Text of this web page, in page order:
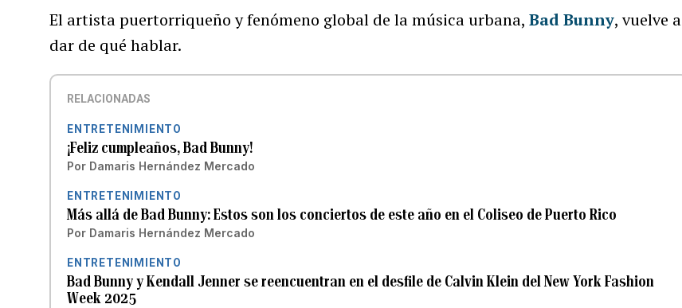
El artista puertorriqueño y fenómeno global de la música urbana,Bad Bunny, vuelve a
dar de qué hablar.
RELACIONADAS
ENTRETENIMIENTO
¡Feliz cumpleaños, Bad Bunny!
Por Damaris Hernández Mercado
ENTRETENIMIENTO
Más allá de Bad Bunny: Estos son los conciertos de este año en el Coliseo de Puerto Rico
Por Damaris Hernández Mercado
ENTRETENIMIENTO
Bad Bunny y Kendall Jenner se reencuentran en el desfile de Calvin Klein del New York Fashion
Week 2025